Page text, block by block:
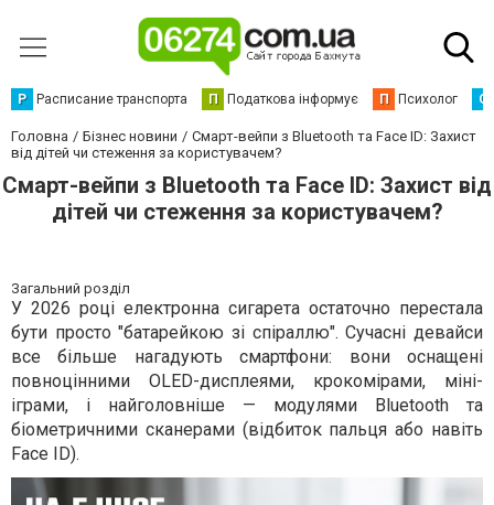
Р Расписание транспорта П Податкова інформує П Психолог С
Головна Бізнес новини
Смарт-вейпи з Bluetooth та Face ID: Захист
від дітей чи стеження за користувачем?
Смарт-вейпи з Bluetooth та Face ID: Захист від
дітей чи стеження за користувачем?
Загальний розділ
У 2026 році електронна сигарета остаточно перестала
бути просто "батарейкою зі спіраллю". Сучасні девайси
все більше нагадують смартфони: вони оснащені
повноцінними OLED-дисплеями, крокомірами, міні-
іграми, і найголовніше — модулями Bluetooth та
біометричними сканерами (відбиток пальця або навіть
Face ID).